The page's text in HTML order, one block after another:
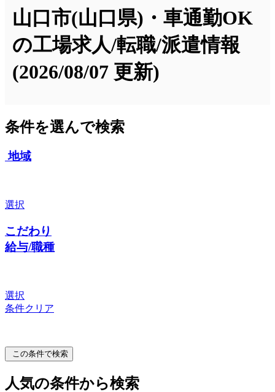
山口市(山口県)・車通勤OK
の工場求人/転職/派遣情報
(2026/08/07 更新)
条件を選んで検索
地域
選択
こだわり
給与/職種
選択
条件クリア
この条件で検索
人気の条件から検索